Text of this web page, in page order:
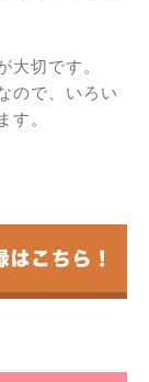
大切です。
ので、いろい
す。